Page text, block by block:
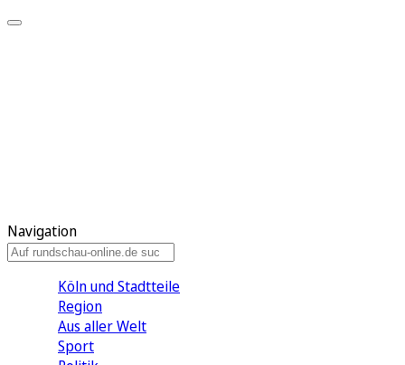
Navigation
Köln und Stadtteile
Region
Aus aller Welt
Sport